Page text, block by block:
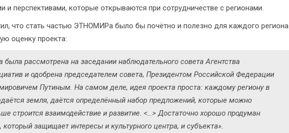
и перспективами, которые открываются при сотрудничестве с регионами.
что стать частью ЭТНОМИРа было бы почётно и полезно для каждого региона
оценку проекта:
была рассмотрена на заседании наблюдательного совета Агентства
и одобрена председателем совета, Президентом Российской Федерации
Путиным. На самом деле, идея проекта проста: каждому региону в
земля, даётся определённый набор предложений, которые можно
строится взаимодействие и развитие. <…> Достаточно хорошо продуман
защищает интересы и культурного центра, и субъекта».